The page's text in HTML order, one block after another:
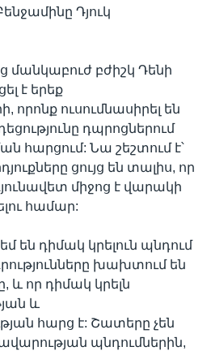
Դյուկ
մանկաբուժ բժիշկ Դենի
է երեք
որոնք ուսումնասիրել են
դպրոցներում
հարցում: Նա շեշտում է՝
ցույց են տալիս, որ
միջոց է վարակի
համար:
են դիմակ կրելուն պնդում
խախտում են
և որ դիմակ կրելն
և
հարց է: Շատերը չեն
պնդումներին,